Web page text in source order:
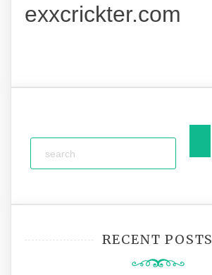
exxcrickter.com
RECENT POSTS